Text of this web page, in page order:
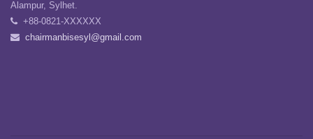
Board of Intermediate & Secondary Education,
Alampur, Sylhet.
+88-0821-XXXXXX